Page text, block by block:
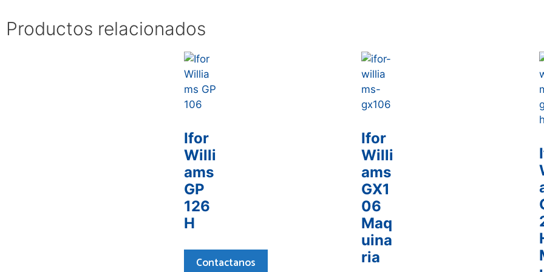
Productos relacionados
Ifor
Willi
ams
GP
126
H
Contactanos
Ifor
Willi
ams
GX1
06
Maq
uina
ria